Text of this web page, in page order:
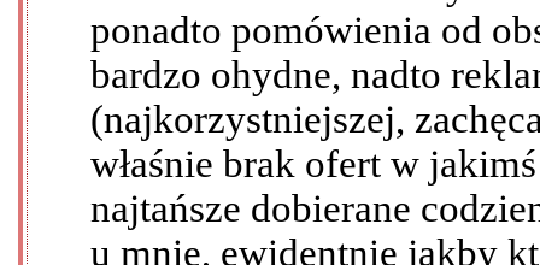
ponadto pomówienia od
bardzo ohydne, nadto
(najkorzystniejszej,
właśnie brak ofert w
najtańsze dobierane
u mnie, ewidentnie jakby